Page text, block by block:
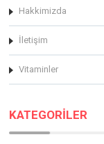
Hakkimizda
İletişim
Vitaminler
KATEGORİLER